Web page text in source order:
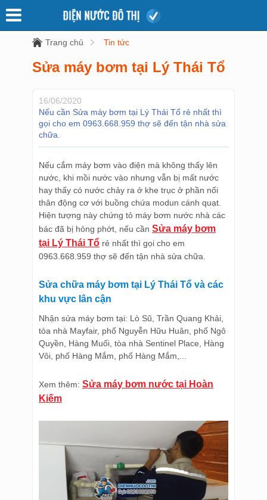
Trang chủ Tin tức
Sửa máy bơm tại Lý Thái Tổ
16/06/2020
Nếu cần Sửa máy bơm tại Lý Thái Tổ rẻ nhất thì
gọi cho em 0963.668.959 thợ sẽ đến tận nhà sửa
chữa.
Nếu cắm máy bơm vào điện mà không thấy lên
nước, khi mồi nước vào nhưng vẫn bị mất nước
hay thấy có nước chảy ra ở khe trục ở phần nối
thân động cơ với buồng chứa modun cánh quạt.
Hiện tượng này chứng tỏ máy bơm nước nhà các
bác đã bị hỏng phớt, nếu cần Sửa máy bơm
tại Lý Thái Tổ rẻ nhất thì gọi cho em
0963.668.959 thợ sẽ đến tận nhà sửa chữa.
Sửa chữa máy bơm tại Lý Thái Tổ và các
khu vực lân cận
Nhận sửa máy bơm tại: Lò Sũ, Trần Quang Khải,
tòa nhà Mayfair, phố Nguyễn Hữu Huân, phố Ngô
Quyền, Hàng Muối, tòa nhà Sentinel Place, Hàng
Vôi, phố Hàng Mắm, phố Hàng Mắm,...
Xem thêm: Sửa máy bơm nước tại Hoàn
Kiếm